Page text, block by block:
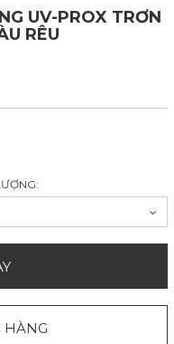
UV-PROX TRƠN
RÊU
HÀNG